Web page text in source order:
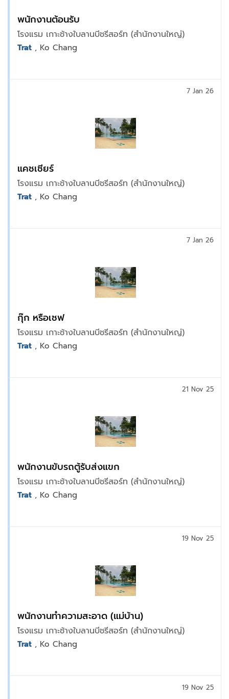
พนักงานต้อนรับ
โรงแรม เกาะช้างใบลานบีชรีสอร์ท (สำนักงานใหญ่)
Trat , Ko Chang
แคชเชียร์
โรงแรม เกาะช้างใบลานบีชรีสอร์ท (สำนักงานใหญ่)
7 Jan 26
Trat , Ko Chang
กุ๊ก หรือเชฟ
โรงแรม เกาะช้างใบลานบีชรีสอร์ท (สำนักงานใหญ่)
7 Jan 26
Trat , Ko Chang
พนักงานขับรถตู้รับส่งแขก
โรงแรม เกาะช้างใบลานบีชรีสอร์ท (สำนักงานใหญ่)
21 Nov 25
Trat , Ko Chang
พนักงานทำความสะอาด (แม่บ้าน)
โรงแรม เกาะช้างใบลานบีชรีสอร์ท (สำนักงานใหญ่)
19 Nov 25
Trat , Ko Chang
19 Nov 25